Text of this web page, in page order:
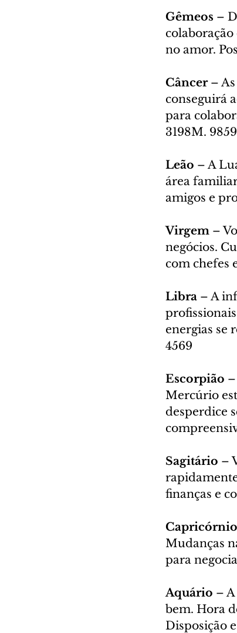
Gêmeos –
no amor.
Câncer –
conseguirá
para
3198M. 9859
Leão – A
área
amigos e
Virgem –
negócios.
com chefes
Libra – A
energias se
4569
Escorpião
Mercúrio
desperdice
Sagitário –
finanças e
Capricórnio
Mudanças
para
Aquário –
bem. Hora
Disposição